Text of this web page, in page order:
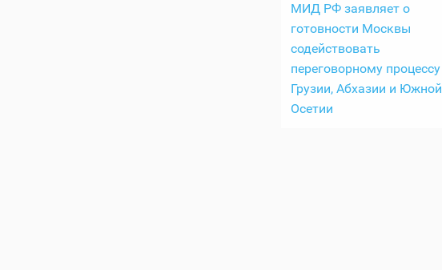
МИД РФ заявляет о
готовности Москвы
содействовать
переговорному процессу
Грузии, Абхазии и Южной
Осетии